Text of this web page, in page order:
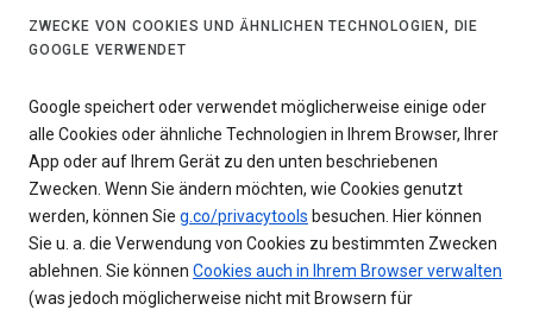
ZWECKE VON COOKIES UND ÄHNLICHEN TECHNOLOGIEN, DIE
GOOGLE VERWENDET
Google speichert oder verwendet möglicherweise einige oder
alle Cookies oder ähnliche Technologien in Ihrem Browser, Ihrer
App oder auf Ihrem Gerät zu den unten beschriebenen
Zwecken. Wenn Sie ändern möchten, wie Cookies genutzt
werden, können Sie g.co/privacytools besuchen. Hier können
Sie u. a. die Verwendung von Cookies zu bestimmten Zwecken
ablehnen. Sie können Cookies auch in Ihrem Browser verwalten
(was jedoch möglicherweise nicht mit Browsern für